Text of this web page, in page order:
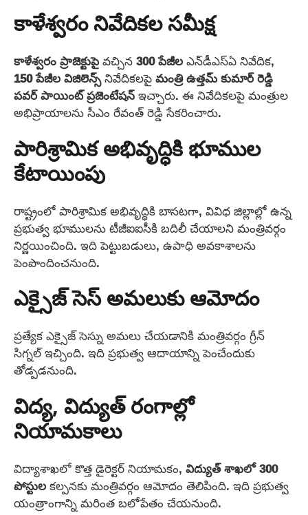
కాళేశ్వరం నివేదికల సమీక్ష
కాళేశ్వరంప్రాజెక్టుపైవచ్చిన300 పేజీలఎన్‌డీఎస్‌ఏ నివేదిక,
150 పేజీలవిజిలెన్స్నివేదికలపైమంత్రిఉత్తమ్ కుమార్ రెడ్డి
పవర్ పాయింట్ ప్రజెంటేషన్ఇచ్చారు. ఈ నివేదికలపై మంత్రుల
అభిప్రాయాలను సీఎం రేవంత్ రెడ్డి సేకరించారు.
పారిశ్రామిక అభివృద్ధికి భూముల
కేటాయింపు
రాష్ట్రంలో పారిశ్రామిక అభివృద్ధికి బాసటగా, వివిధ జిల్లాల్లో ఉన్న
ప్రభుత్వ భూములను టీజీఐఐసీకి బదిలీ చేయాలని మంత్రివర్గం
నిర్ణయించింది. ఇది పెట్టుబడులు, ఉపాధి అవకాశాలను
పెంపొందించనుంది.
ఎక్సైజ్ సెస్ అమలుకు ఆమోదం
ప్రత్యేక ఎక్సైజ్ సెస్ను అమలు చేయడానికి మంత్రివర్గం గ్రీన్
సిగ్నల్ ఇచ్చింది. ఇది ప్రభుత్వ ఆదాయాన్ని పెంచేందుకు
తోడ్పడనుంది.
విద్య, విద్యుత్ రంగాల్లో
నియామకాలు
విద్యాశాఖలో కొత్త డైరెక్టర్ నియామకం,విద్యుత్ శాఖలో 300
పోస్టులకల్పనకు మంత్రివర్గం ఆమోదం తెలిపింది. ఇది ప్రభుత్వ
యంత్రాంగాన్ని మరింత బలోపేతం చేయనుంది.